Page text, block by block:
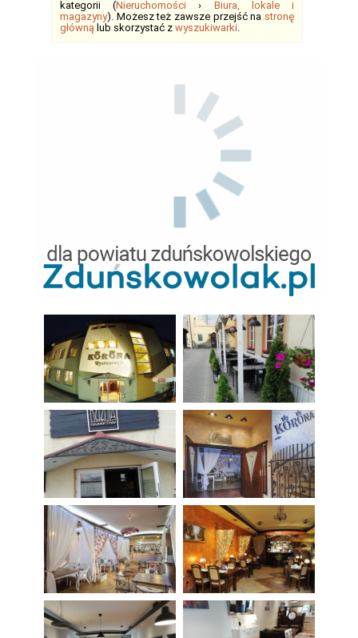
kategorii (Nieruchomości › Biura, lokale i
magazyny). Możesz też zawsze przejść na stronę
główną lub skorzystać z wyszukiwarki.